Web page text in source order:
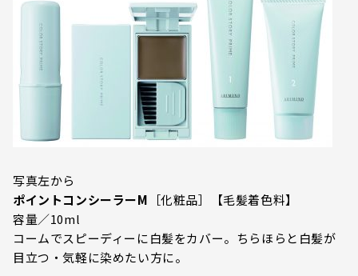
写真左から
ポイントコンシーラーM ［化粧品］【毛髪着色料】
容量／10ml
コームでスピーディーに白髪をカバー。ちらほらと白髪が
目立つ・気軽に染めたい方に。